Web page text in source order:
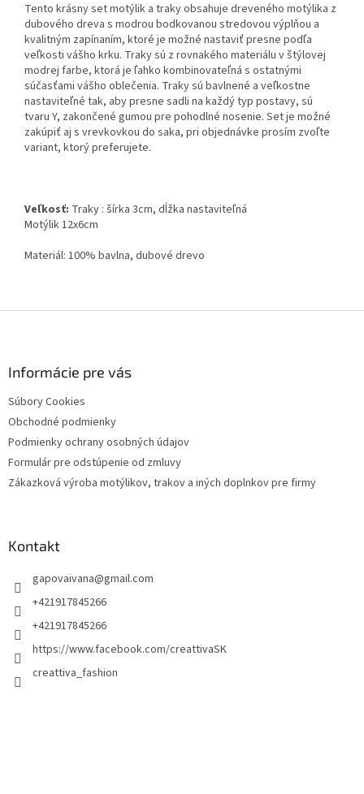
Tento krásny set motýlik a traky obsahuje dreveného motýlika z
dubového dreva s modrou bodkovanou stredovou výplňou a
kvalitným zapínaním, ktoré je možné nastaviť presne podľa
veľkosti vášho krku. Traky sú z rovnakého materiálu v štýlovej
modrej farbe, ktorá je ľahko kombinovateľná s ostatnými
súčasťami vášho oblečenia. Traky sú bavlnené a veľkostne
nastaviteľné tak, aby presne sadli na každý typ postavy, sú
tvaru Y, zakončené gumou pre pohodlné nosenie. Set je možné
zakúpiť aj s vrevkovkou do saka, pri objednávke prosím zvoľte
variant, ktorý preferujete.
Veľkosť: Traky : šírka 3cm, dĺžka nastaviteľná
Motýlik 12x6cm
Materiál: 100% bavlna, dubové drevo
Informácie pre vás
Súbory Cookies
Obchodné podmienky
Podmienky ochrany osobných údajov
Formulár pre odstúpenie od zmluvy
Zákazková výroba motýlikov, trakov a iných doplnkov pre firmy
Kontakt
gapovaivana@gmail.com
+421917845266
+421917845266
https://www.facebook.com/creattivaSK
creattiva_fashion